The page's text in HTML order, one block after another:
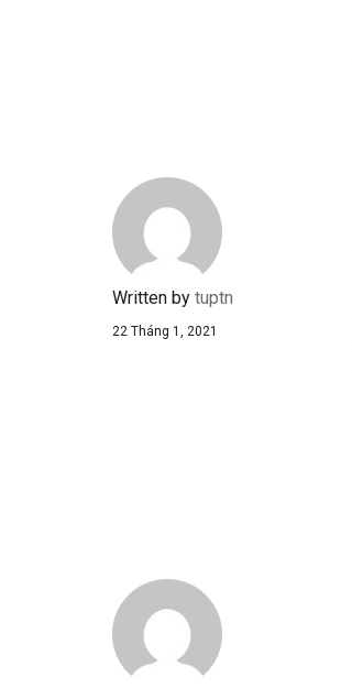
Written by tuptn
22 Tháng 1, 2021